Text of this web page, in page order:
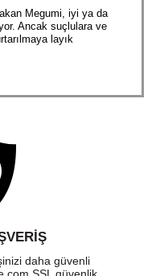
Megumi, iyi ya da
Ancak suçlulara ve
layık
daha güvenli